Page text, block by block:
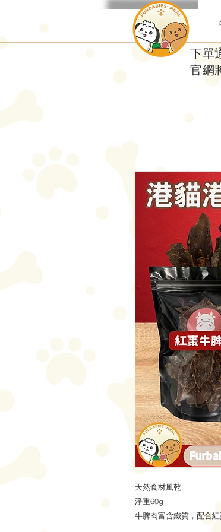
下單
官網
天然食材風乾
淨重60g
牛脾肉富含鐵質，配合